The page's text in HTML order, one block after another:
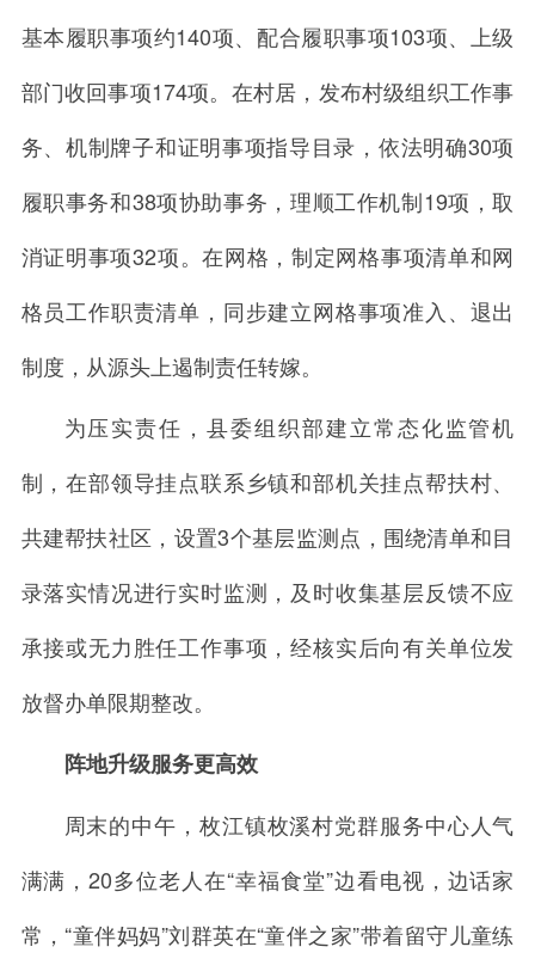
基本履职事项约140项、配合履职事项103项、上级
部门收回事项174项。在村居，发布村级组织工作事
务、机制牌子和证明事项指导目录，依法明确30项
履职事务和38项协助事务，理顺工作机制19项，取
消证明事项32项。在网格，制定网格事项清单和网
格员工作职责清单，同步建立网格事项准入、退出
制度，从源头上遏制责任转嫁。
为压实责任，县委组织部建立常态化监管机
制，在部领导挂点联系乡镇和部机关挂点帮扶村、
共建帮扶社区，设置3个基层监测点，围绕清单和目
录落实情况进行实时监测，及时收集基层反馈不应
承接或无力胜任工作事项，经核实后向有关单位发
放督办单限期整改。
阵地升级服务更高效
周末的中午，枚江镇枚溪村党群服务中心人气
满满，20多位老人在“幸福食堂”边看电视，边话家
常，“童伴妈妈”刘群英在“童伴之家”带着留守儿童练